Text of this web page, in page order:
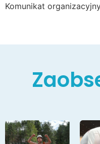
Komunikat